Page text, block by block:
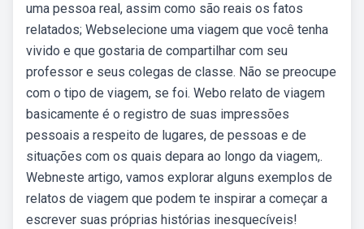
uma pessoa real, assim como são reais os fatos
relatados; Webselecione uma viagem que você tenha
vivido e que gostaria de compartilhar com seu
professor e seus colegas de classe. Não se preocupe
com o tipo de viagem, se foi. Webo relato de viagem
basicamente é o registro de suas impressões
pessoais a respeito de lugares, de pessoas e de
situações com os quais depara ao longo da viagem,.
Webneste artigo, vamos explorar alguns exemplos de
relatos de viagem que podem te inspirar a começar a
escrever suas próprias histórias inesquecíveis!